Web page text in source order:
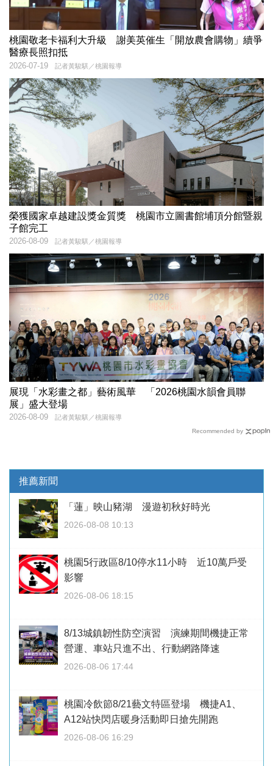
桃園敬老卡福利大升級 謝美英催生「開放農會購物」續爭
醫療長照扣抵
記者黃駿騏／桃園報導
2026-07-19
榮獲國家卓越建設獎金質獎 桃園市立圖書館埔頂分館暨親
子館完工
記者黃駿騏／桃園報導
2026-08-09
展現「水彩畫之都」藝術風華 「2026桃園水韻會員聯
展」盛大登場
記者黃駿騏／桃園報導
2026-08-09
Recommended by
推薦新聞
「蓮」映山豬湖 漫遊初秋好時光
2026-08-08 10:13
桃園5行政區8/10停水11小時 近10萬戶受
影響
2026-08-06 18:15
8/13城鎮韌性防空演習 演練期間機捷正常
營運、車站只進不出、行動網路降速
2026-08-06 17:44
桃園冷飲節8/21藝文特區登場 機捷A1、
A12站快閃店暖身活動即日搶先開跑
2026-08-06 16:29